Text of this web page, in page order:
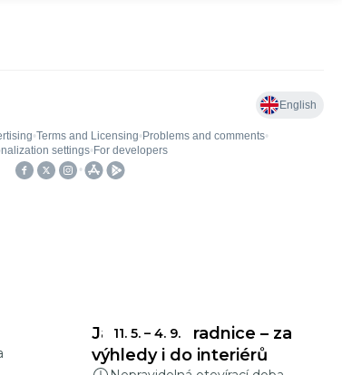
11. 5. – 4. 9.
Jablonecká radnice – za
výhledy i do interiérů